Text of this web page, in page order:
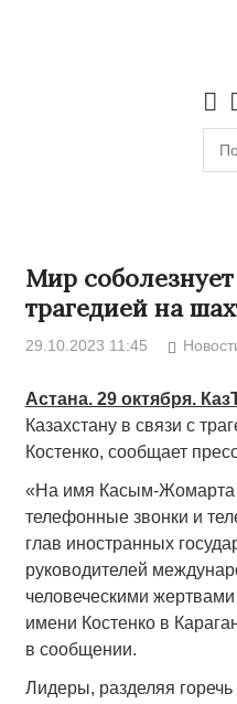
Мир соболезнует
трагедией на
29.10.2023 11:45
Астана. 29 октября.
Казахстану в связи с
Костенко, сообщает
«На имя Касым-Жомарта
телефонные звонки и
глав иностранных
руководителей
человеческими
имени Костенко в
в сообщении.
Лидеры, разделяя